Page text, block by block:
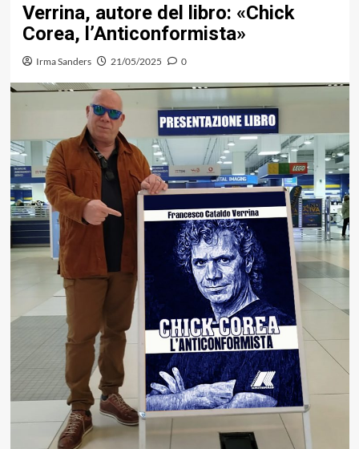
Verrina, autore del libro: «Chick
Corea, l’Anticonformista»
Irma Sanders 21/05/2025 0